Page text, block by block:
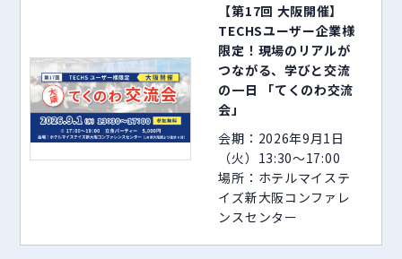
【第17回 大阪開催】
TECHSユーザー企業様
限定！現場のリアルが
つながる、学びと交流
の一日 「てくのわ交流
会」
会期：2026年9月1日
（火）13:30～17:00
場所：ホテルマイステ
イズ新大阪コンファレ
ンスセンター